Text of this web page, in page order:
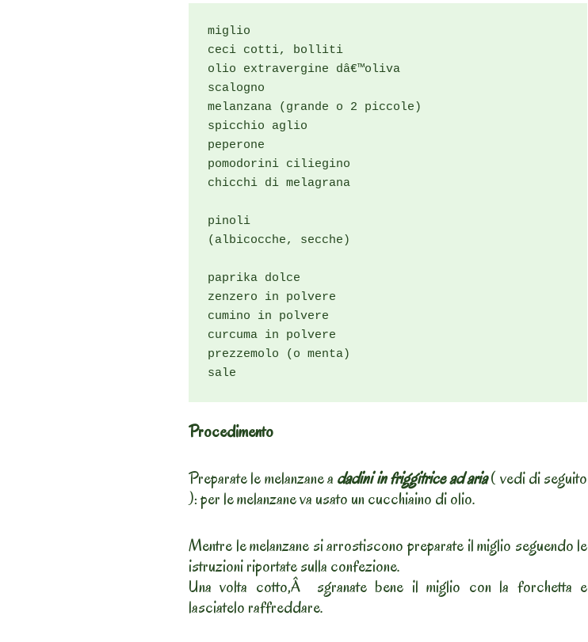
miglio
ceci cotti, bolliti
olio extravergine dâ€™oliva
scalogno
melanzana (grande o 2 piccole)
spicchio aglio
peperone
pomodorini ciliegino
chicchi di melagrana
pinoli
(albicocche, secche)
paprika dolce
zenzero in polvere
cumino in polvere
curcuma in polvere
prezzemolo (o menta)
sale
Procedimento
Preparate le melanzane a dadini in friggitrice ad aria( vedi di seguito
): per le melanzane va usato un cucchiaino di olio.
Mentre le melanzane si arrostiscono preparate il miglio seguendo le
istruzioni riportate sulla confezione.
Una volta cotto,Â sgranate bene il miglio con la forchetta e
lasciatelo raffreddare.